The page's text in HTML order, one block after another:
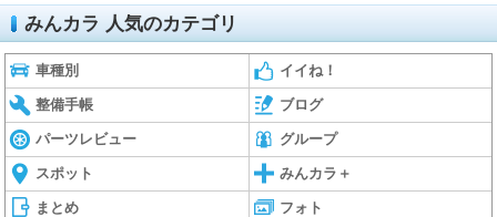
みんカラ 人気のカテゴリ
車種別 イイね！
整備手帳 ブログ
パーツレビュー グループ
スポット みんカラ＋
まとめ フォト